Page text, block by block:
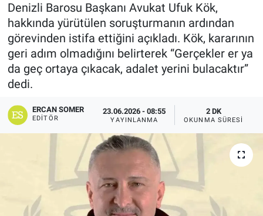
Denizli Barosu Başkanı Avukat Ufuk Kök,
hakkında yürütülen soruşturmanın ardından
görevinden istifa ettiğini açıkladı. Kök, kararının
geri adım olmadığını belirterek “Gerçekler er ya
da geç ortaya çıkacak, adalet yerini bulacaktır”
dedi.
ERCAN SOMER
EDITÖR
23.06.2026 - 08:55
YAYINLANMA
2 DK
OKUNMA SÜRESI